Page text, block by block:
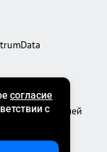
автомобилей